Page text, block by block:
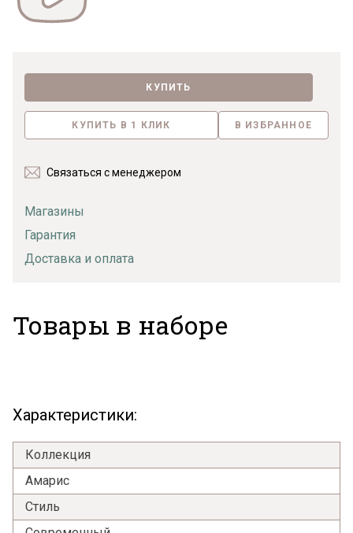
КУПИТЬ
КУПИТЬ В 1 КЛИК В ИЗБРАННОЕ
Связаться с менеджером
Магазины
Гарантия
Доставка и оплата
Товары в наборе
Характеристики:
Коллекция
Амарис
Стиль